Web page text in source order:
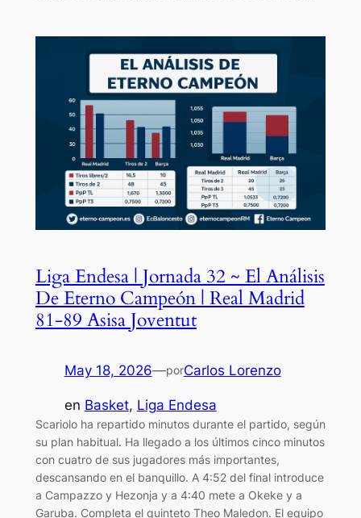
Liga Endesa | Jornada 32 ~ El Análisis
De Eterno Campeón | Real Madrid
81-89 Asisa Joventut
May 18, 2026—porCarlos Lorenzo
en Basket, Liga Endesa
Scariolo ha repartido minutos durante el partido, según
su plan habitual. Ha llegado a los últimos cinco minutos
con cuatro de sus jugadores más importantes,
descansando en el banquillo. A 4:52 del final introduce
a Campazzo y Hezonja y a 4:40 mete a Okeke y a
Garuba. Completa el quinteto Theo Maledon. El equipo